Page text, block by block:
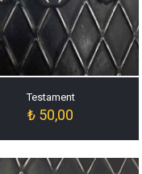
Testament
₺ 50,00